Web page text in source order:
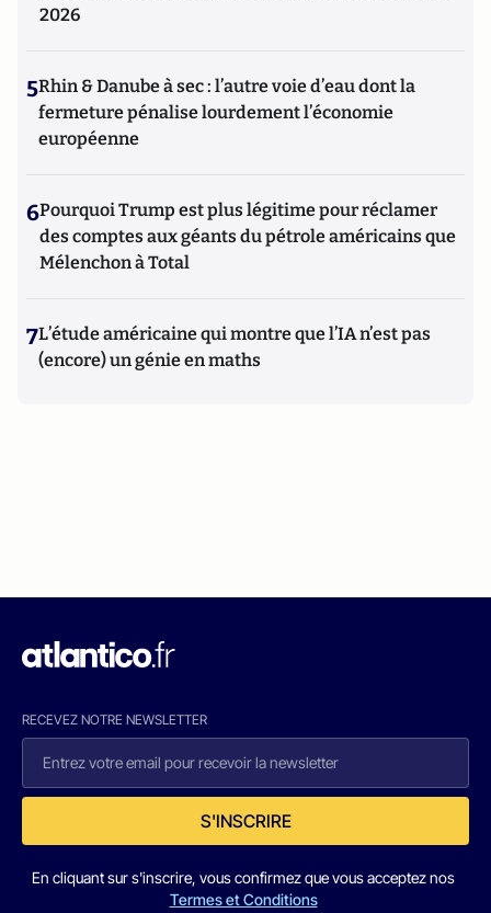
2026
5Rhin & Danube à sec : l’autre voie d’eau dont la
fermeture pénalise lourdement l’économie
européenne
6Pourquoi Trump est plus légitime pour réclamer
des comptes aux géants du pétrole américains que
Mélenchon à Total
7L’étude américaine qui montre que l’IA n’est pas
(encore) un génie en maths
RECEVEZ NOTRE NEWSLETTER
S'INSCRIRE
En cliquant sur s'inscrire, vous confirmez que vous acceptez nos
Termes et Conditions